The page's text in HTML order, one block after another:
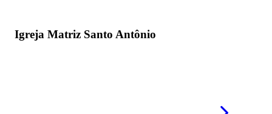
Igreja Matriz Santo Antônio